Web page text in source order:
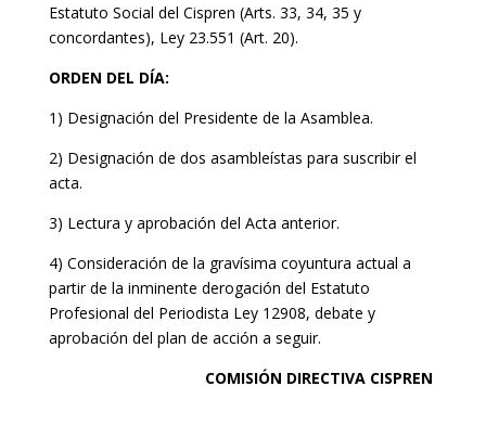
Estatuto Social del Cispren (Arts. 33, 34, 35 y
concordantes), Ley 23.551 (Art. 20).
ORDEN DEL DÍA:
1) Designación del Presidente de la Asamblea.
2) Designación de dos asambleístas para suscribir el
acta.
3) Lectura y aprobación del Acta anterior.
4) Consideración de la gravísima coyuntura actual a
partir de la inminente derogación del Estatuto
Profesional del Periodista Ley 12908, debate y
aprobación del plan de acción a seguir.
COMISIÓN DIRECTIVA CISPREN